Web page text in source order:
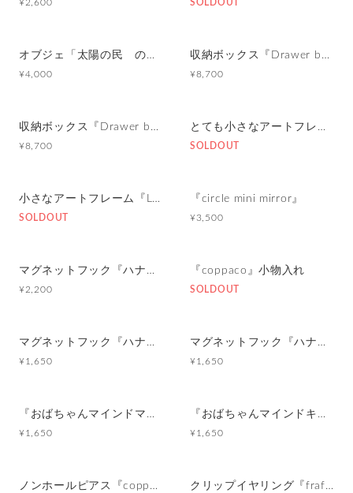
¥2,600 SOLDOUT
オブジェ「太陽の民 のようなものたち」
¥4,000
収納ボックス『Drawer box』magazine rack/pot cover
¥8,700
収納ボックス『Drawer box』magazine rack/pot cover
¥8,700
とても小さなアートフレーム『Line Mini ART FRAME』
SOLDOUT
小さなアートフレーム『Line Mini ART FRAME』
SOLDOUT
『circle mini mirror』
¥3,500
マグネットフック『ハナニョーーン族』LARGE
¥2,200
『coppaco』小物入れ
SOLDOUT
マグネットフック『ハナニョーーン族』
¥1,650
マグネットフック『ハナニョーーン族』
¥1,650
『おばちゃんマインドマグネット』
¥1,650
『おばちゃんマインドキーホルダー』
¥1,650
ノンホールピアス『coppa de earring』 クリップイヤリング『frafig earring』